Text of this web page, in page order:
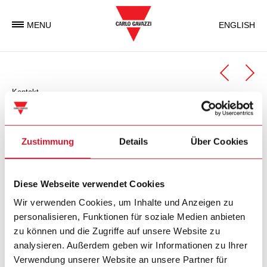
Zustimmung Details Über Cookies
Diese Webseite verwendet Cookies
Wir verwenden Cookies, um Inhalte und Anzeigen zu
personalisieren, Funktionen für soziale Medien anbieten
zu können und die Zugriffe auf unsere Website zu
analysieren. Außerdem geben wir Informationen zu Ihrer
Verwendung unserer Website an unsere Partner für
MENU ENGLISH
Kontakt
Automation Components
Geschäftseinheit Automation Components
Geschäftseinheit der Carlo Gavazzi Gruppe, welche weltweit
elektronische Komponenten entwickelt, produziert und
vermarktet, die in der Industrie- und in
Gebäudeautomatisierung zum Einsatz kommen.
Carlo Gavazzi Automation SpA